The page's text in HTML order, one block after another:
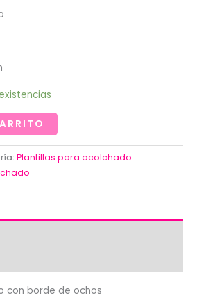
Plantillas para acolchado
con borde de ochos